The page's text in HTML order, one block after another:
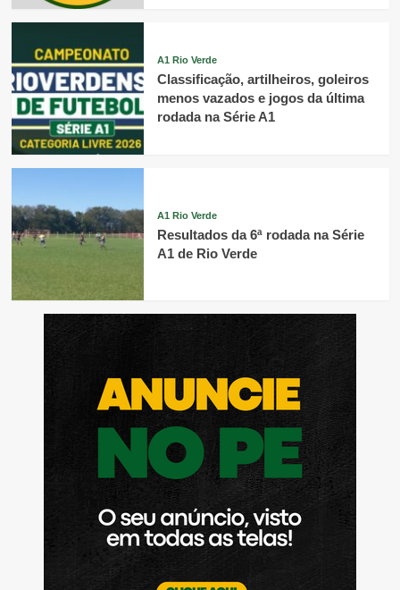
A1 Rio Verde
Classificação, artilheiros, goleiros
menos vazados e jogos da última
rodada na Série A1
A1 Rio Verde
Resultados da 6ª rodada na Série
A1 de Rio Verde